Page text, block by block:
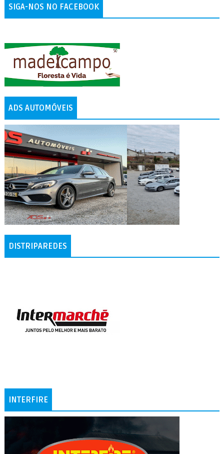
SIGA-NOS NO FACEBOOK
ADS AUTOMÓVEIS
DISTRIPAREDES
INTERFIRE